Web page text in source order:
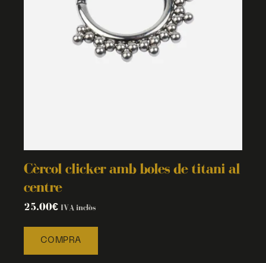
Cèrcol clicker amb boles de titani al
centre
25.00€ IVA inclòs
COMPRA